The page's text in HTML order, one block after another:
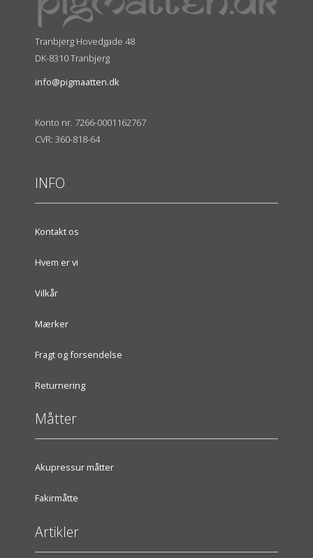
Tranbjerg Hovedgade 48
DK-8310 Tranbjerg
info@pigmaatten.dk
Konto nr. 7266-0001162767
CVR: 360-818-64
INFO
Kontakt os
Hvem er vi
Vilkår
Mærker
Fragt og forsendelse
Returnering
Måtter
Akupressur måtter
Fakirmåtte
Artikler